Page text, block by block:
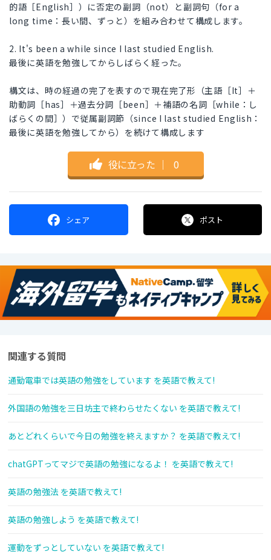
的語［English］）に否定の副詞（not）と副詞句（for a
long time：長い間、ずっと）を組み合わせて構成します。
2. It's been a while since I last studied English.
最後に英語を勉強してからしばらく経った。
構文は、時の経過の完了を表すので現在完了形（主語［It］＋
助動詞［has］＋過去分詞［been］＋補語の名詞［while：し
ばらくの間］）で従属副詞節（since I last studied English：
最後に英語を勉強してから）を続けて構成します
役に立った ｜ 0
シェア ポスト
関連する質問
通勤電車では英語の勉強をしています を英語で教えて!
外国語の勉強を三日坊主で終わらせたくない を英語で教えて!
あとどれくらいで今日の勉強を終えますか？ を英語で教えて!
chatGPTってマジで英語の勉強になるよ！ を英語で教えて!
英語の勉強法 を英語で教えて!
英語の勉強しよう を英語で教えて!
運動をずっとしていない を英語で教えて!